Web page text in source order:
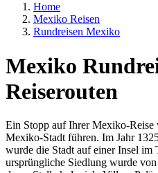
Home
Mexiko Reisen
Rundreisen Mexiko
Mexiko
Reiserouten
Ein Stopp auf Ihrer Mexiko-Reise
Mexiko-Stadt führen. Im Jahr
wurde die Stadt auf einer Insel im
ursprüngliche Siedlung wurde